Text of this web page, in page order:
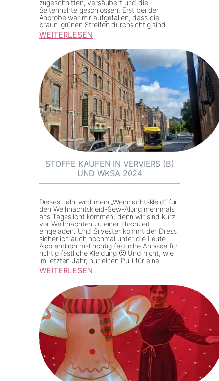
c
k
zugeschnitten, versäubert und die
Seitennähte geschlossen. Erst bei der
Anprobe war mir aufgefallen, dass die
braun-grünen Streifen durchsichtig sind.…
WEITERLESEN
S
A
2
0
n
d
s
p
u
r
t
STOFFE KAUFEN IN VERVIERS (B)
UND WKSA 2024
Dieses Jahr wird mein „Weihnachtskleid“ für
den Weihnachtskleid-Sew-Along mehrmals
ans Tageslicht kommen, denn wir sind kurz
vor Weihnachten zu einer Hochzeit
eingeladen. Und Silvester kommt der Dress
sicherlich auch nochmal unter die Leute.
Also endlich mal richtig festliche Anlässe für
richtig festliche Kleidung 🙂 Und nicht, wie
im letzten Jahr, nur einen Pulli für eine…
WEITERLESEN
o
f
f
e